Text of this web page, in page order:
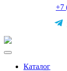
+7
Каталог